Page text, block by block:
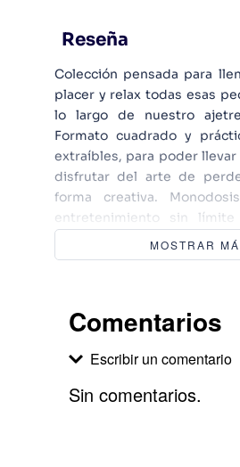
Reseña
Colección pensada para
placer y relax todas esas
lo largo de nuestro
Formato cuadrado y
extraíbles, para poder
disfrutar del arte de
forma creativa.
entretenimiento sin límite
nuestra mente en plena
Sopa de letras,
Páginas llenas de
pasatiempo ideal para
MOSTRAR
Comentarios
Escribir un comentario
Sin comentarios.